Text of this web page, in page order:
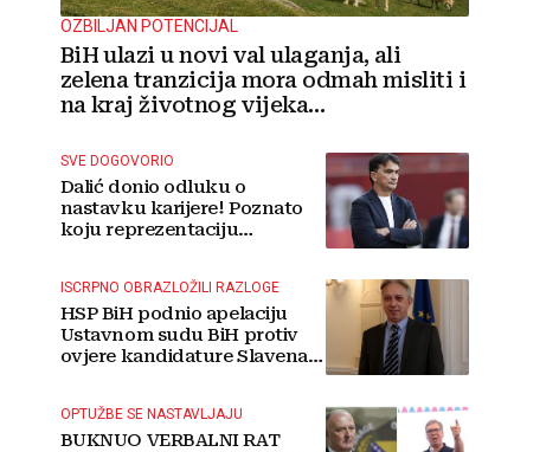
OZBILJAN POTENCIJAL
BiH ulazi u novi val ulaganja, ali
zelena tranzicija mora odmah misliti i
na kraj životnog vijeka
SVE DOGOVORIO
Dalić donio odluku o
nastavku karijere! Poznato
koju reprezentaciju
ISCRPNO OBRAZLOŽILI RAZLOGE
HSP BiH podnio apelaciju
Ustavnom sudu BiH protiv
ovjere kandidature Slavena
OPTUŽBE SE NASTAVLJAJU
BUKNUO VERBALNI RAT